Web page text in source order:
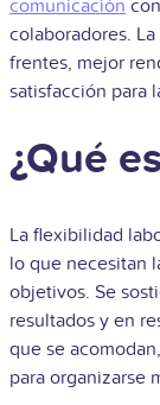
comunicación
colaboradores.
frentes, mejor
satisfacción para
¿Qué
La flexibilidad
lo que necesitan
objetivos. Se
resultados y en
que se
para organizarse